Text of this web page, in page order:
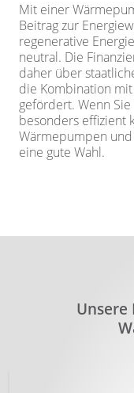
Mit einer
Beitrag zur
regenerative
neutral. Die
daher über
die Kombination
gefördert. Wenn
besonders effizient
Wärmepumpen
eine gute Wahl.
Unsere